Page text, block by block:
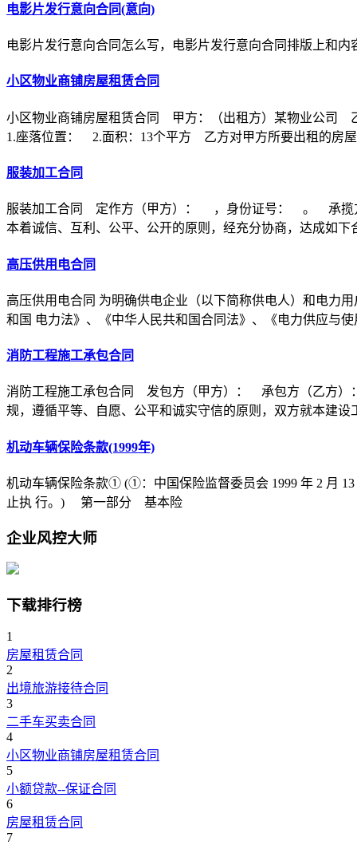
电影片发行意向合同(意向)
电影片发行意向合同怎么写，电影片发行意向合同排版上和
小区物业商铺房屋租赁合同
小区物业商铺房屋租赁合同 甲方：（出租方）某物业公司
1.座落位置： 2.面积：13个平方 乙方对甲方所要出租的房
服装加工合同
服装加工合同 定作方（甲方）： ，身份证号： 。 承揽
本着诚信、互利、公平、公开的原则，经充分协商，达成如下
高压供用电合同
高压供用电合同 为明确供电企业（以下简称供电人）和电力
和国 电力法》、《中华人民共和国合同法》、《电力供应与
消防工程施工承包合同
消防工程施工承包合同 发包方（甲方）： 承包方（乙方）
规，遵循平等、自愿、公平和诚实守信的原则，双方就本建设
机动车辆保险条款(1999年)
机动车辆保险条款① (①：中国保险监督委员会 1999 年 2 月
止执 行。) 第一部分 基本险
企业风控大师
下载排行榜
1
房屋租赁合同
2
出境旅游接待合同
3
二手车买卖合同
4
小区物业商铺房屋租赁合同
5
小额贷款--保证合同
6
房屋租赁合同
7